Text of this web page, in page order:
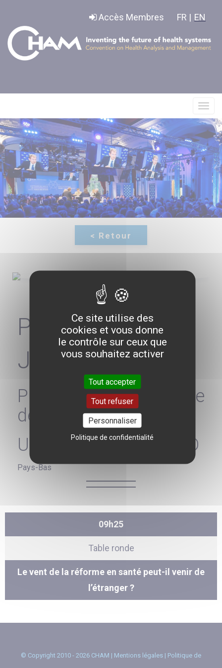
Accès Membres FR | EN
le
menu
Patrick
JEURISSEN
Professeur d'économie
de la santé
UNIVERSITÉ RADBOUD
Pays-Bas
09h25
Table ronde
Le vent de la réforme en santé peut-il venir de
l’étranger ?
© Copyright 2010 - 2026 CHAM | Mentions légales | Politique de
Ce site utilise des
cookies et vous donne
le contrôle sur ceux que
vous souhaitez activer
Tout accepter
Tout refuser
Personnaliser
Politique de confidentialité